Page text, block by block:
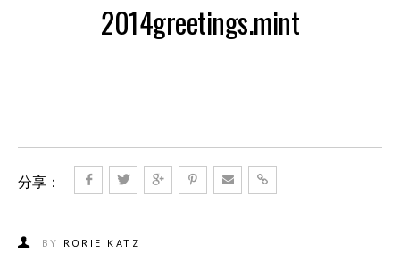
2014greetings.mint
分享：
BY RORIE KATZ